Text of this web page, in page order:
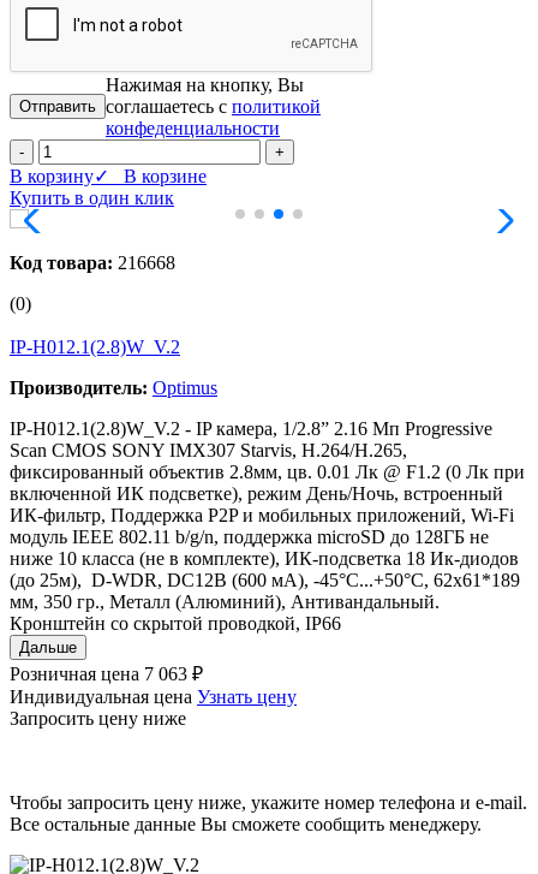
Нажимая на кнопку, Вы
соглашаетесь с политикой
конфеденциальности
- +
В корзину✓ В корзине
Купить в один клик
Код товара: 216668
(0)
IP-H012.1(2.8)W_V.2
Производитель: Optimus
IP-H012.1(2.8)W_V.2 - IP камера, 1/2.8” 2.16 Мп Progressive
Scan CMOS SONY IMX307 Starvis, H.264/H.265,
фиксированный объектив 2.8мм, цв. 0.01 Лк @ F1.2 (0 Лк при
включенной ИК подсветке), режим День/Ночь, встроенный
ИК-фильтр, Поддержка P2P и мобильных приложений, Wi-Fi
модуль IEEE 802.11 b/g/n, поддержка microSD до 128ГБ не
ниже 10 класса (не в комплекте), ИК-подсветка 18 Ик-диодов
(до 25м), D-WDR, DC12В (600 мА), -45°С...+50°С, 62х61*189
мм, 350 гр., Металл (Алюминий), Антивандальный.
Кронштейн со скрытой проводкой, IP66
Дальше
Розничная цена 7 063 ₽
Индивидуальная цена Узнать цену
Запросить цену ниже
Чтобы запросить цену ниже, укажите номер телефона и e-mail.
Все остальные данные Вы сможете сообщить менеджеру.